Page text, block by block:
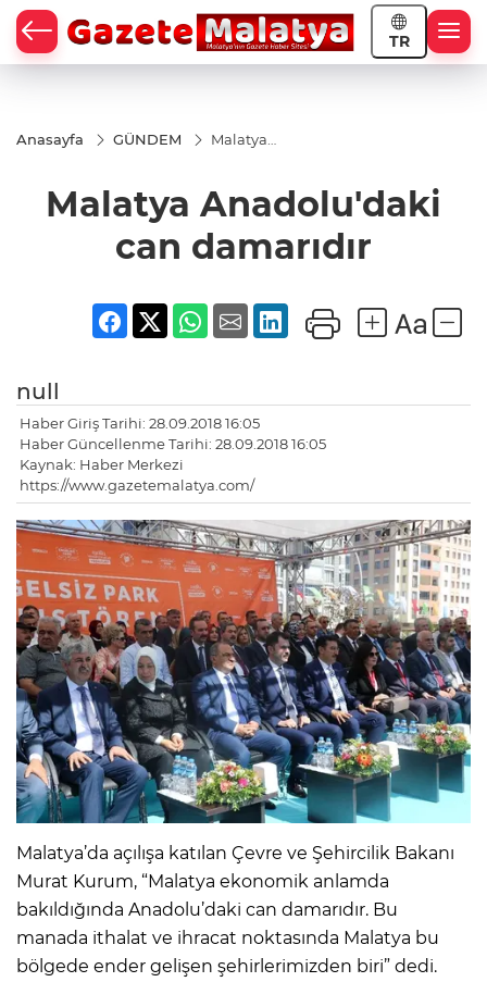
TR
Anasayfa GÜNDEM
Malatya
damarıdır
Malatya Anadolu'daki
can damarıdır
null
Haber Giriş Tarihi: 28.09.2018 16:05
Haber Güncellenme Tarihi: 28.09.2018 16:05
Kaynak: Haber Merkezi
https://www.gazetemalatya.com/
Malatya’da açılışa katılan Çevre ve Şehircilik Bakanı
Murat Kurum, “Malatya ekonomik anlamda
bakıldığında Anadolu’daki can damarıdır. Bu
manada ithalat ve ihracat noktasında Malatya bu
bölgede ender gelişen şehirlerimizden biri” dedi.